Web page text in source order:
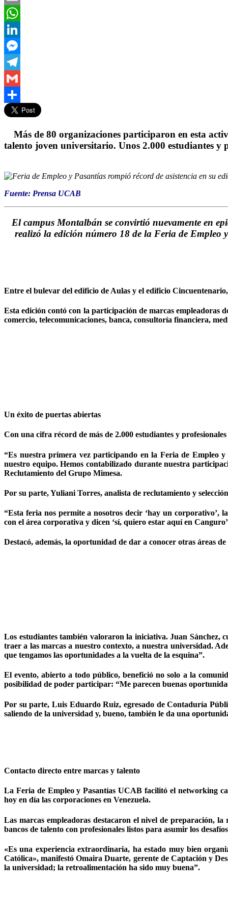
Email
WhatsApp
LinkedIn
Messenger
Telegram
Gmail
Compartir
Más de 80 organizaciones participaron en esta
talento joven universitario. Unos 2.000 estudiantes y
Fuente: Prensa UCAB
El campus Montalbán se convirtió nuevamente en
realizó la edición número 18 de la Feria de
Entre el bulevar del edificio de Aulas y el edificio
Esta edición contó con la participación de marcas empleadoras
comercio, telecomunicaciones, banca, consultoría financiera,
Un éxito de puertas abiertas
Con una cifra récord de más de 2.000 estudiantes y
“Es nuestra primera vez participando en la Feria de Empleo
nuestro equipo. Hemos contabilizado durante nuestra
Reclutamiento del Grupo Mimesa.
Por su parte, Yuliani Torres, analista de reclutamiento y
“Esta feria nos permite a nosotros decir ‘hay un corporativo’,
con el área corporativa y dicen ‘sí, quiero estar aquí en
Destacó, además, la oportunidad de dar a conocer otras áreas
Los estudiantes también valoraron la iniciativa. Juan Sánchez,
traer a las marcas a nuestro contexto, a nuestra universidad.
que tengamos las oportunidades a la vuelta de la esquina”.
El evento, abierto a todo público, benefició no solo a la
posibilidad de poder participar: “Me parecen buenas
Por su parte, Luis Eduardo Ruiz, egresado de Contaduría
saliendo de la universidad y, bueno, también le da una
Contacto directo entre marcas y talento
La Feria de Empleo y Pasantías UCAB facilitó el networking
hoy en día las corporaciones en Venezuela.
Las marcas empleadoras destacaron el nivel de preparación,
bancos de talento con profesionales listos para asumir los
«Es una experiencia extraordinaria, ha estado muy bien
Católica», manifestó Omaira Duarte, gerente de Captación y
la universidad; la retroalimentación ha sido muy buena”.